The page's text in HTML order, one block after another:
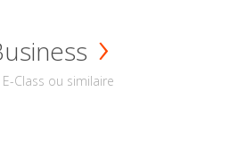
Class ou similaire